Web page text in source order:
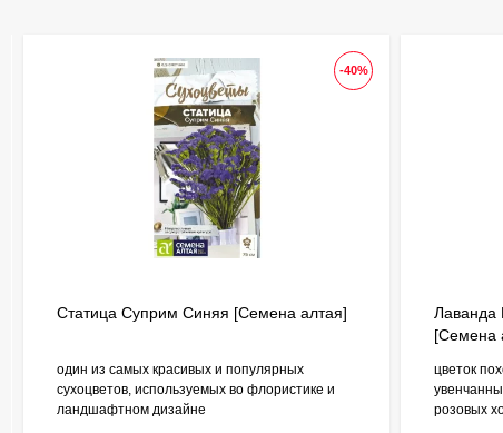
-40%
Статица Суприм Синяя [Семена алтая]
один из самых красивых и популярных
сухоцветов, используемых во флористике и
ландшафтном дизайне
Лаванда
[Семена
цветок
розовых